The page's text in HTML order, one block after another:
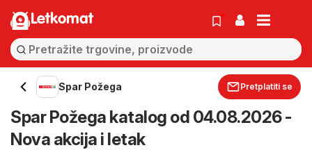
Letkomat
Spar Požega Pretplatiti se
Spar Požega katalog od 04.08.2026 -
Nova akcija i letak